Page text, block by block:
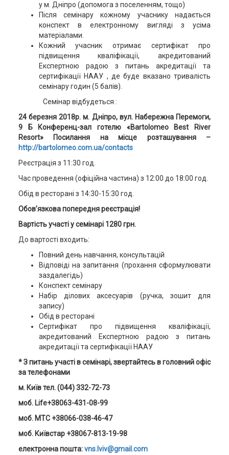
у м. Дніпро (допомога з поселенням, тощо)
Після семінару кожному учаснику надається
конспект в електронному вигляді з усіма
матеріалами.
Кожний учасник отримає сертифікат про
підвищення кваліфікації, акредитований
Експертною радою з питань акредитації та
сертифікації НААУ , де буде вказано тривалість
семінару годин (5 балів).
Семінар відбудеться :
24 березня 2018р.м. Дніпро, вул. Набережна Перемоги,
9 Б Конференц-зал готелю «Bartolomeo Best River
Resort» Посилання на місце розташування –
http://bartolomeo.com.ua/contacts
Реєстрація з 11:30 год.
Час проведення (офіційна частина) з 12:00 до 18:00 год.
Обід в ресторані з 14:30-15:30 год.
Обов’язкова попередня реєстрація!
Вартість участі у семінарі 1280 грн.
До вартості входить:
Повний день навчання, консультацій
Відповіді на запитання (прохання сформулювати
заздалегідь)
Конспект семінару
Набір ділових аксесуарів (ручка, зошит для
запису)
Обід в ресторані
Сертифікат про підвищення кваліфікації,
акредитований Експертною радою з питань
акредитації та сертифікації НААУ
* З питань участі в семінарі, звертайтесь в головний офіс
за телефонами
м. Київ тел. (044) 332-72-73
моб. Life+38063-431-08-99
моб. MTC +38066-038-46-47
моб. Київстар +38067-813-19-98
електронна пошта:vns.lviv@gmail.com